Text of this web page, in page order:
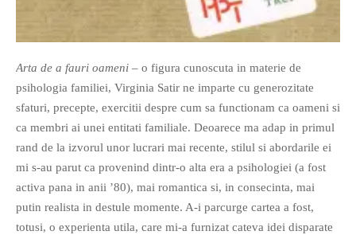
Arta de a fauri oameni – o figura cunoscuta in materie de
psihologia familiei, Virginia Satir ne imparte cu generozitate
sfaturi, precepte, exercitii despre cum sa functionam ca oameni si
ca membri ai unei entitati familiale. Deoarece ma adap in primul
rand de la izvorul unor lucrari mai recente, stilul si abordarile ei
mi s-au parut ca provenind dintr-o alta era a psihologiei (a fost
activa pana in anii ’80), mai romantica si, in consecinta, mai
putin realista in destule momente. A-i parcurge cartea a fost,
totusi, o experienta utila, care mi-a furnizat cateva idei disparate